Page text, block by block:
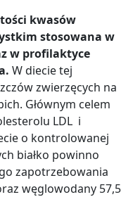
kwasów
stosowana w
w profilaktyce
W diecie tej
zwierzęcych na
Głównym celem
LDL i
o kontrolowanej
białko powinno
zapotrzebowania
węglowodany 57,5